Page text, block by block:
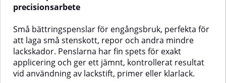
för små lagningarGer bra kontroll
vid precisionsarbeteSyntetborst
som passar till både färg och
klarlackIdealisk för stenskott,
repor och
smådetaljerSpecifikationMaterial:
SyntetAntal: 1 st
bara ger ett klassiskt utseende,
utan också ligger skönt i handen
och gör penseln bekväm att
arbeta med även under längre
stunder.✅ Fördelar med
Stenskottspensel nr 4Tillverkad
av mjukt ponnyhår för jämn och
precisionsarbete
Små bättringspenslar för engångsbruk, perfekta för
att laga små stenskott, repor och andra mindre
lackskador. Penslarna har fin spets för exakt
applicering och ger ett jämnt, kontrollerat resultat
vid användning av lackstift, primer eller klarlack.